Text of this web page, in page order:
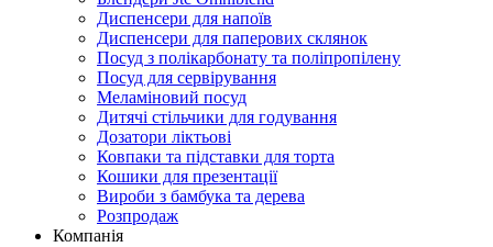
Диспенсери для напоїв
Диспенсери для паперових склянок
Посуд з полікарбонату та поліпропілену
Посуд для сервірування
Меламіновий посуд
Дитячі стільчики для годування
Дозатори ліктьові
Ковпаки та підставки для торта
Кошики для презентації
Вироби з бамбука та дерева
Розпродаж
Компанія